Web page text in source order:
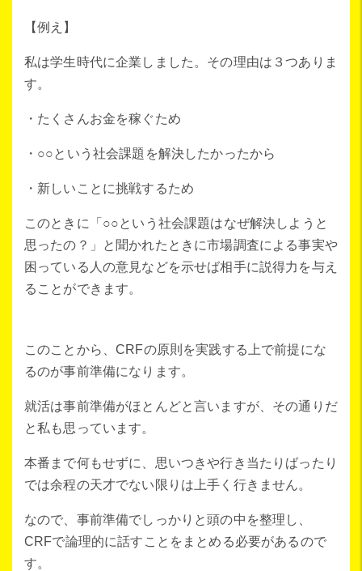
【例え】
私は学生時代に企業しました。その理由は３つありま
す。
・たくさんお金を稼ぐため
・○○という社会課題を解決したかったから
・新しいことに挑戦するため
このときに「○○という社会課題はなぜ解決しようと
思ったの？」と聞かれたときに市場調査による事実や
困っている人の意見などを示せば相手に説得力を与え
ることができます。
このことから、CRFの原則を実践する上で前提にな
るのが事前準備になります。
就活は事前準備がほとんどと言いますが、その通りだ
と私も思っています。
本番まで何もせずに、思いつきや行き当たりばったり
では余程の天才でない限りは上手く行きません。
なので、事前準備でしっかりと頭の中を整理し、
CRFで論理的に話すことをまとめる必要があるので
す。